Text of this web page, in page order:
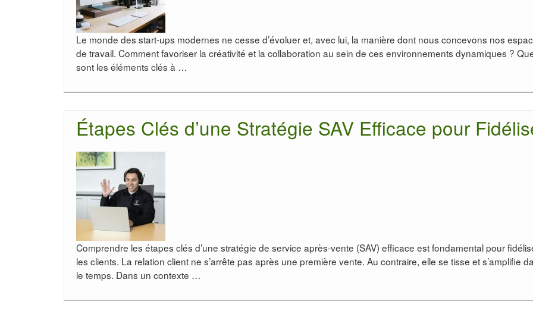
Le monde des start-ups modernes ne cesse d’évoluer et, avec lui, la manière dont nous concevons nos
de travail. Comment favoriser la créativité et la collaboration au sein de ces environnements dynamiques ?
sont les éléments clés à …
Étapes Clés d’une Stratégie SAV Efficace pour
Comprendre les étapes clés d’une stratégie de service après-vente (SAV) efficace est fondamental pour
les clients. La relation client ne s’arrête pas après une première vente. Au contraire, elle se tisse et s’amplifie
le temps. Dans un contexte …